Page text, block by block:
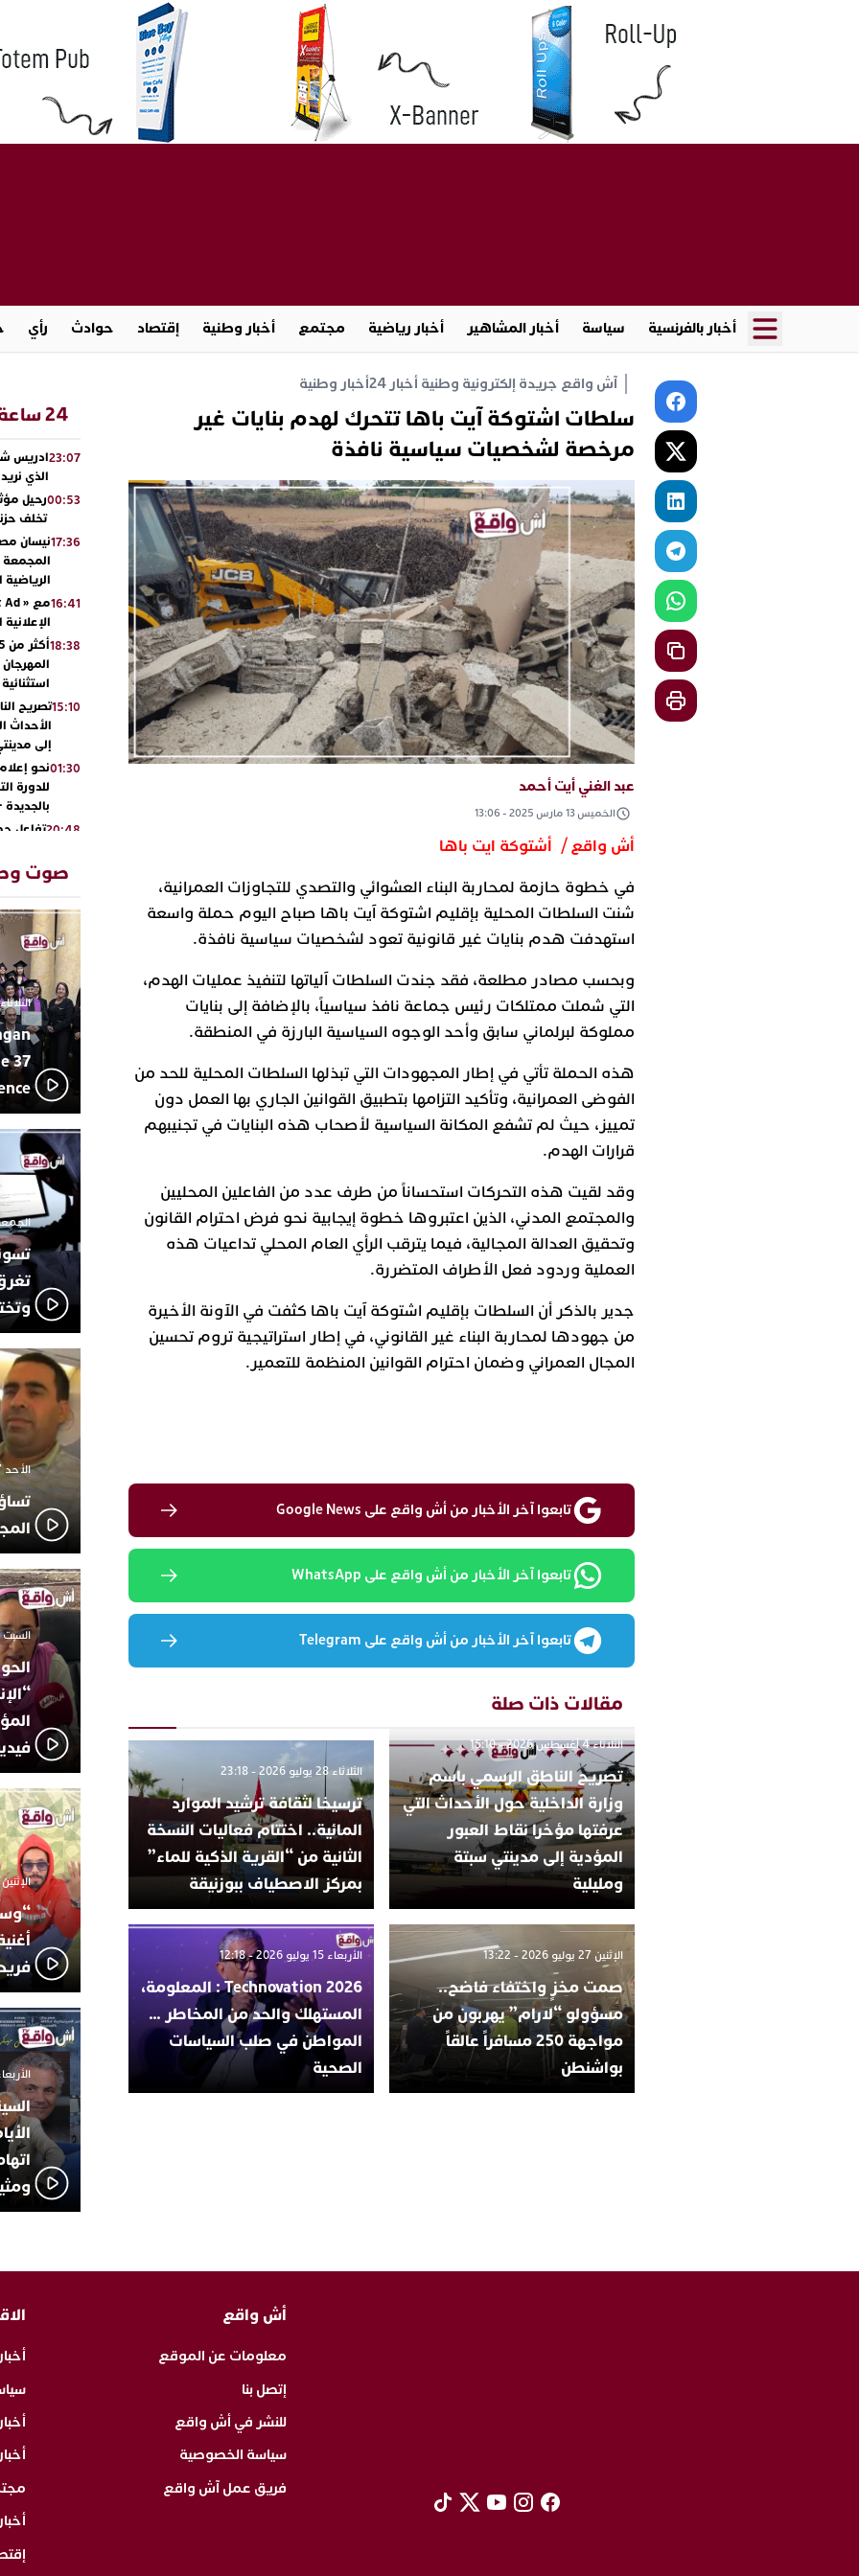
أخبار بالفرنسية سياسة أخبار المشاهير أخبار رياضية مجتمع أخبار وطنية إقتصاد حوادث رأي
آش واقع جريدة إلكترونية وطنية أخبار 24 أخبار وطنية
سلطات اشتوكة آيت باها تتحرك لهدم بنايات غير
مرخصة لشخصيات سياسية نافذة
عبد الغني أيت أحمد
الخميس 13 مارس 2025 - 13:06
أش واقع / أشتوكة ايت باها
في خطوة حازمة لمحاربة البناء العشوائي والتصدي للتجاوزات العمرانية،
شنت السلطات المحلية بإقليم اشتوكة آيت باها صباح اليوم حملة واسعة
استهدفت هدم بنايات غير قانونية تعود لشخصيات سياسية نافذة.
وبحسب مصادر مطلعة، فقد جندت السلطات آلياتها لتنفيذ عمليات الهدم،
التي شملت ممتلكات رئيس جماعة نافذ سياسياً، بالإضافة إلى بنايات
مملوكة لبرلماني سابق وأحد الوجوه السياسية البارزة في المنطقة.
هذه الحملة تأتي في إطار المجهودات التي تبذلها السلطات المحلية للحد من
الفوضى العمرانية، وتأكيد التزامها بتطبيق القوانين الجاري بها العمل دون
تمييز، حيث لم تشفع المكانة السياسية لأصحاب هذه البنايات في تجنيبهم
قرارات الهدم.
وقد لقيت هذه التحركات استحساناً من طرف عدد من الفاعلين المحليين
والمجتمع المدني، الذين اعتبروها خطوة إيجابية نحو فرض احترام القانون
وتحقيق العدالة المجالية، فيما يترقب الرأي العام المحلي تداعيات هذه
العملية وردود فعل الأطراف المتضررة.
جدير بالذكر أن السلطات بإقليم اشتوكة آيت باها كثفت في الآونة الأخيرة
من جهودها لمحاربة البناء غير القانوني، في إطار استراتيجية تروم تحسين
المجال العمراني وضمان احترام القوانين المنظمة للتعمير.
تابعوا آخر الأخبار من أش واقع على Google News
تابعوا آخر الأخبار من أش واقع على WhatsApp
تابعوا آخر الأخبار من أش واقع على Telegram
مقالات ذات صلة
الثلاثاء 4 أغسطس 2026 - 15:10
تصريح الناطق الرسمي باسم
وزارة الداخلية حول الأحداث التي
عرفتها مؤخرا نقاط العبور
المؤدية إلى مدينتي سبتة
ومليلية
الثلاثاء 28 يوليو 2026 - 23:18
ترسيخا لثقافة ترشيد الموارد
المائية.. اختتام فعاليات النسخة
الثانية من “القرية الذكية للماء”
بمركز الاصطياف ببوزنيقة
الإثنين 27 يوليو 2026 - 13:22
صمت مخزٍ واختفاء فاضح..
مسؤولو “لارام” يهربون من
مواجهة 250 مسافراً عالقاً
بواشنطن
الأربعاء 15 يوليو 2026 - 12:18
Technovation 2026 : المعلومة،
المستهلك والحد من المخاطر …
المواطن في صلب السياسات
الصحية
24 ساعة
23:07ادريس
الذي نريد
00:53رحيل
تخلف
17:36نيسان
المجمعة
16:41
18:38
استثنائية
15:10تصريح
الأحداث
إلى
01:30نحو
للدورة
20:48تفاعل
22:36 أبوظبي
العرش
بن زايد
13:30 دنيا
بأداء
19:11 يقظة
مثيرة
بالجديدة
17:27اتحاد
دورة
23:18ترسيخا
فعاليات
بمركز
صوت
الثلاثاء 10 مارس 2026 -
37
الجمعة 26 ديسمبر
الأحد 7 ديسمبر 2025 - 21:42
السبت 18 أكتوبر 2025 - 14:35
الإثنين 6 أكتوبر 2025 - 17:31
فريد
الأربعاء 24 سبتمبر 2025 -
أش واقع
معلومات عن الموقع
إتصل بنا
للنشر في أش واقع
سياسة الخصوصية
فريق عمل آش واقع